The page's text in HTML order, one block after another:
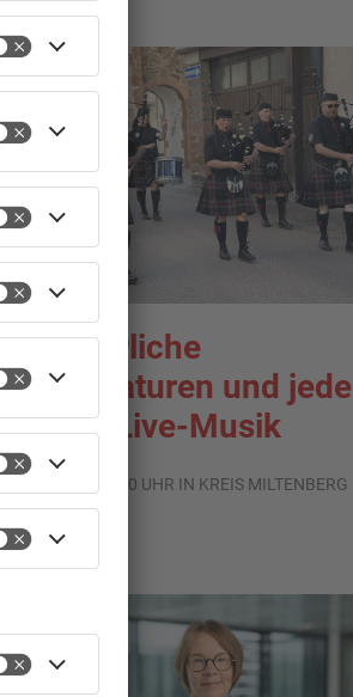
Sommerliche
Temperaturen und jede
Menge Live-Musik
01.08.2026, 21:20 UHR IN KREIS MILTENBERG